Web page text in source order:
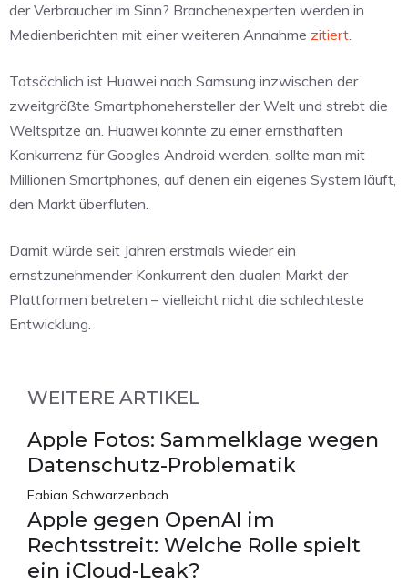
der Verbraucher im Sinn? Branchenexperten werden in
Medienberichten mit einer weiteren Annahme zitiert.
Tatsächlich ist Huawei nach Samsung inzwischen der
zweitgrößte Smartphonehersteller der Welt und strebt die
Weltspitze an. Huawei könnte zu einer ernsthaften
Konkurrenz für Googles Android werden, sollte man mit
Millionen Smartphones, auf denen ein eigenes System läuft,
den Markt überfluten.
Damit würde seit Jahren erstmals wieder ein
ernstzunehmender Konkurrent den dualen Markt der
Plattformen betreten – vielleicht nicht die schlechteste
Entwicklung.
WEITERE ARTIKEL
Apple Fotos: Sammelklage wegen
Datenschutz-Problematik
Fabian Schwarzenbach
Apple gegen OpenAI im
Rechtsstreit: Welche Rolle spielt
ein iCloud-Leak?